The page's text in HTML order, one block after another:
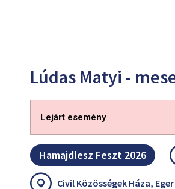
Lúdas Matyi -
Lejárt esemény
Hamajdlesz Feszt 2026
Civil Közösségek Háza,